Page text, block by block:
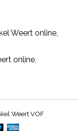
Weert online,
online,
Weert VOF